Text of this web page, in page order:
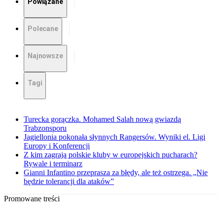
Polecane
Najnowsze
Tagi
Turecka gorączka. Mohamed Salah nową gwiazdą
Trabzonsporu
Jagiellonia pokonała słynnych Rangersów. Wyniki el. Ligi
Europy i Konferencji
Z kim zagrają polskie kluby w europejskich pucharach?
Rywale i terminarz
Gianni Infantino przeprasza za błędy, ale też ostrzega. „Nie
będzie tolerancji dla ataków”
Promowane treści